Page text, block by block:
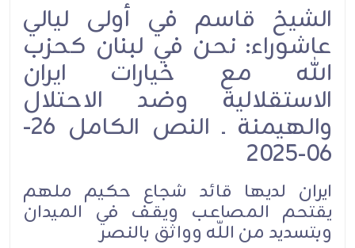
الشيخ قاسم في أولى ليالي
عاشوراء: نحن في لبنان كحزب
الله مع خيارات ايران
الاستقلالية وضد الاحتلال
والهيمنة ـ النص الكامل 26-
06-2025
ايران لديها قائد شجاع حكيم ملهم
يقتحم المصاعب ويقف في الميدان
وبتسديد من اللّه وواثق بالنصر